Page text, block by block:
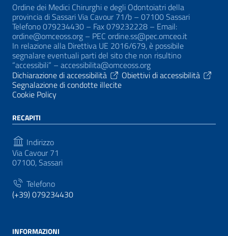
Ordine dei Medici Chirurghi e degli Odontoiatri della
provincia di Sassari Via Cavour 71/b – 07100 Sassari
Telefono 079234430 – Fax 079232228 – Email:
ordine@omceoss.org – PEC ordine.ss@pec.omceo.it
In relazione alla Direttiva UE 2016/679, è possibile
segnalare eventuali parti del sito che non risultino
“accessibili” – accessibilita@omceoss.org
Dichiarazione di accessibilità
Obiettivi di accessibilità
Segnalazione di condotte illecite
Cookie Policy
RECAPITI
Indirizzo
Via Cavour 71
07100, Sassari
Telefono
(+39) 079234430
INFORMAZIONI